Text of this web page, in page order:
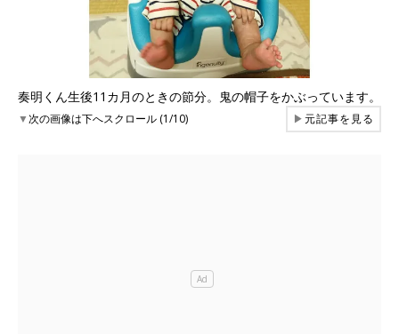
奏明くん生後11カ月のときの節分。鬼の帽子をかぶっています。
▼次の画像は下へスクロール (1/10) ▶元記事を見る